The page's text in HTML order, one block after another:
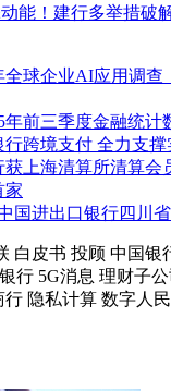
能！建行多举措破
全球企业AI应用调查
年前三季度金融统计
行跨境支付 全力支
获上海清算所清算会
家
国进出口银行四川
白皮书 投顾 中国银
行 5G消息 理财子公
行 隐私计算 数字人